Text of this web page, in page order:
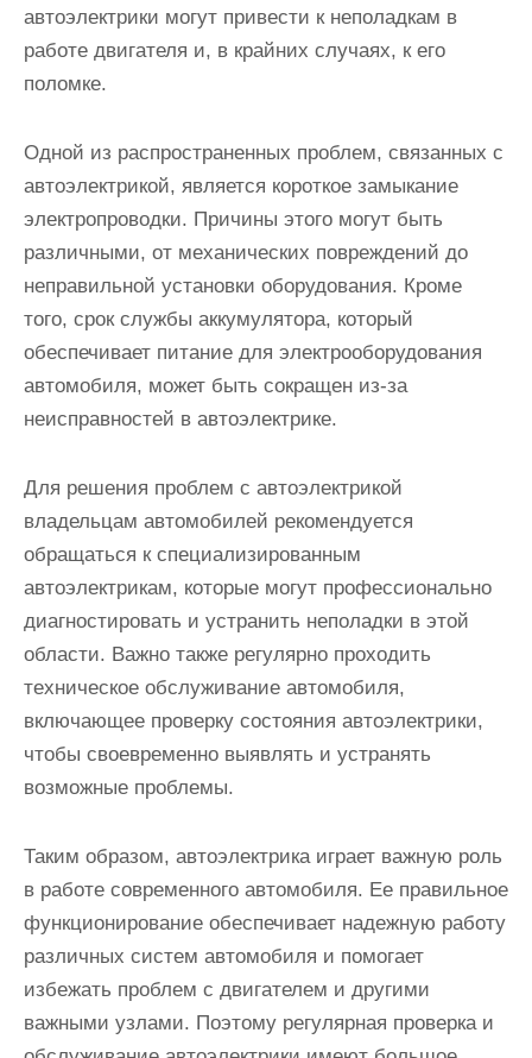
автоэлектрики могут привести к неполадкам в
работе двигателя и, в крайних случаях, к его
поломке.
Одной из распространенных проблем, связанных с
автоэлектрикой, является короткое замыкание
электропроводки. Причины этого могут быть
различными, от механических повреждений до
неправильной установки оборудования. Кроме
того, срок службы аккумулятора, который
обеспечивает питание для электрооборудования
автомобиля, может быть сокращен из-за
неисправностей в автоэлектрике.
Для решения проблем с автоэлектрикой
владельцам автомобилей рекомендуется
обращаться к специализированным
автоэлектрикам, которые могут профессионально
диагностировать и устранить неполадки в этой
области. Важно также регулярно проходить
техническое обслуживание автомобиля,
включающее проверку состояния автоэлектрики,
чтобы своевременно выявлять и устранять
возможные проблемы.
Таким образом, автоэлектрика играет важную роль
в работе современного автомобиля. Ее правильное
функционирование обеспечивает надежную работу
различных систем автомобиля и помогает
избежать проблем с двигателем и другими
важными узлами. Поэтому регулярная проверка и